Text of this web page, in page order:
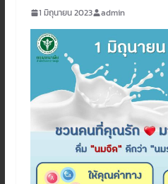
1 มิถุนายน 2023 admin